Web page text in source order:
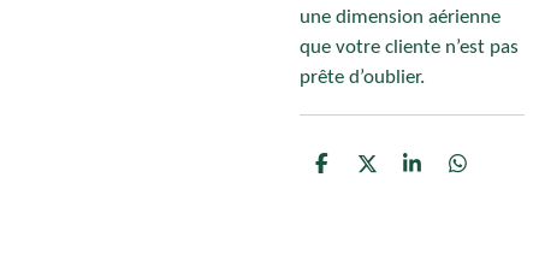
une dimension aérienne
que votre cliente n’est pas
prête d’oublier.
P
P
P
P